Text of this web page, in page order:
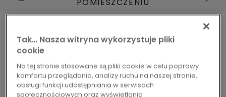
DĄB NATURALNY ARDECHE
Dożywotnia gwarancja
Klasa 33 - Przeznaczone do intensywnego użytku
domowego
Tak… Nasza witryna wykorzystuje pliki
cookie
Na tej stronie stosowane są pliki cookie w celu poprawy
komfortu przeglądania, analizy ruchu na naszej stronie,
obsługi funkcji udostępniania w serwisach
społecznościowych oraz wyświetlania